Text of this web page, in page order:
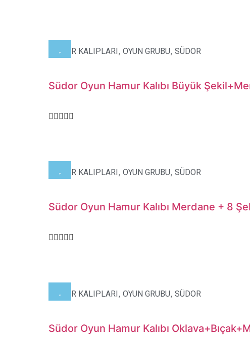
HAMUR KALIPLARI, OYUN GRUBU, SÜDOR
Südor Oyun Hamur Kalıbı Büyük
HAMUR KALIPLARI , OYUN GRUBU, SÜDOR
Südor Oyun Hamur Kalıbı Merdane + 8
HAMUR KALIPLARI , OYUN GRUBU, SÜDOR
Südor Oyun Hamur Kalıbı